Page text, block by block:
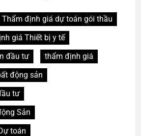
Thẩm định giá dự toán gói thầu
giá Thiết bị y tế
đầu tư
thẩm định giá
động sản
tư
Sản
toán